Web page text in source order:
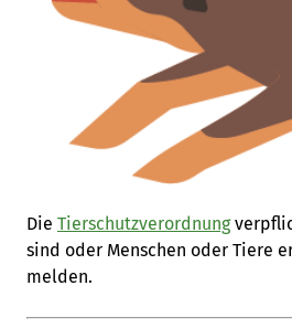
Die Tierschutzverordnung
sind oder Menschen oder Tiere
melden.